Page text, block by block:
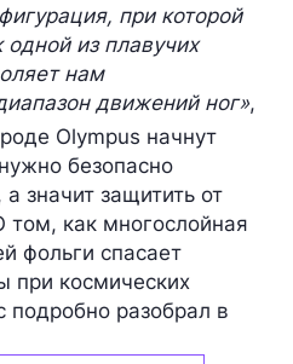
при которой
одной из плавучих
нам
движений ног»,
Olympus начнут
безопасно
значит защитить от
том, как многослойная
фольги спасает
при космических
подробно разобрал в